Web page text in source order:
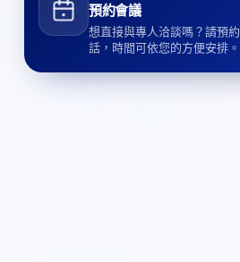
預約會議
想直接與專人洽談嗎？請預
話，時間可依您的方便安排。